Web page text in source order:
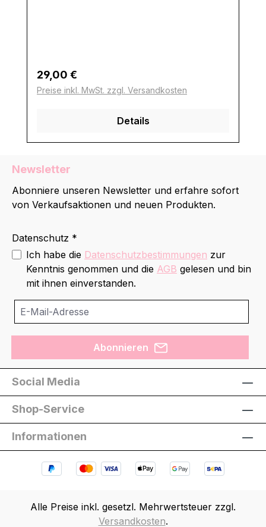
Regulärer Preis:
29,00 €
Preise inkl. MwSt. zzgl. Versandkosten
Details
Newsletter
Abonniere unseren Newsletter und erfahre sofort
von Verkaufsaktionen und neuen Produkten.
Datenschutz *
Ich habe die Datenschutzbestimmungen zur
Kenntnis genommen und die AGB gelesen und bin
mit ihnen einverstanden.
Abonnieren
Social Media
Shop-Service
Informationen
Alle Preise inkl. gesetzl. Mehrwertsteuer zzgl.
Versandkosten.